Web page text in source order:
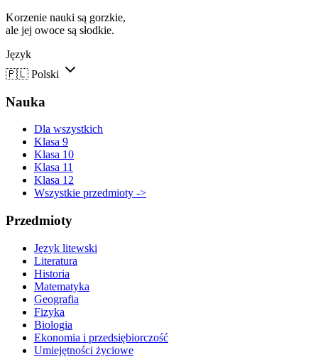
Korzenie nauki są gorzkie,
ale jej owoce są słodkie.
Język
🇵🇱 Polski
Nauka
Dla wszystkich
Klasa 9
Klasa 10
Klasa 11
Klasa 12
Wszystkie przedmioty ->
Przedmioty
Język litewski
Literatura
Historia
Matematyka
Geografia
Fizyka
Biologia
Ekonomia i przedsiębiorczość
Umiejętności życiowe